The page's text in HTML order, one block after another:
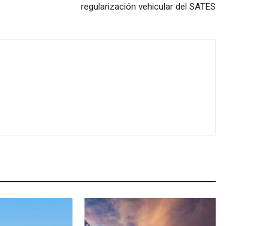
regularización vehicular del SATES